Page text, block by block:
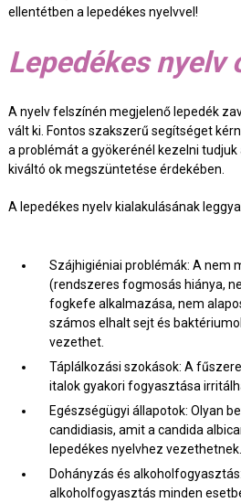
ellentétben a lepedékes nyelvvel!
Lepedékes nyelv
A nyelv felszínén megjelenő lepedék
vált ki. Fontos szakszerű segítséget
a problémát a gyökerénél kezelni
kiváltó ok megszüntetése érdekében.
A lepedékes nyelv kialakulásának
Szájhigiéniai problémák: A nem
(rendszeres fogmosás hiánya,
fogkefe alkalmazása, nem
számos elhalt sejt és
vezethet.
Táplálkozási szokások: A
italok gyakori fogyasztása
Egészségügyi állapotok: Olyan
candidiasis, amit a candida
lepedékes nyelvhez vezethetnek.
Dohányzás és
alkoholfogyasztás minden